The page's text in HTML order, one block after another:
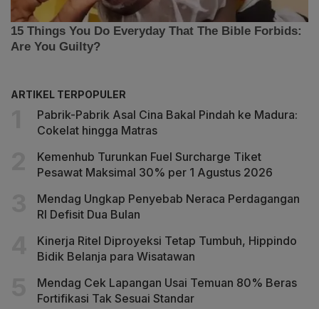
ARTIKEL TERPOPULER
Pabrik-Pabrik Asal Cina Bakal Pindah ke Madura:
Cokelat hingga Matras
Kemenhub Turunkan Fuel Surcharge Tiket
Pesawat Maksimal 30% per 1 Agustus 2026
Mendag Ungkap Penyebab Neraca Perdagangan
RI Defisit Dua Bulan
Kinerja Ritel Diproyeksi Tetap Tumbuh, Hippindo
Bidik Belanja para Wisatawan
Mendag Cek Lapangan Usai Temuan 80% Beras
Fortifikasi Tak Sesuai Standar